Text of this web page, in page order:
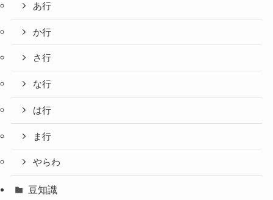
あ行
か行
さ行
な行
は行
ま行
やらわ
豆知識